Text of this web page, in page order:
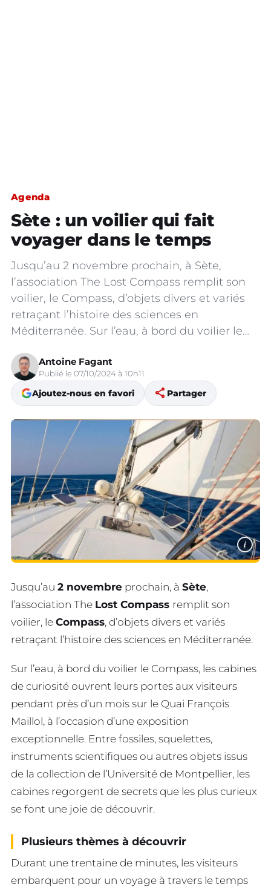
Agenda
Sète : un voilier qui fait
voyager dans le temps
Jusqu’au 2 novembre prochain, à Sète,
l’association The Lost Compass remplit son
voilier, le Compass, d’objets divers et variés
retraçant l’histoire des sciences en
Méditerranée. Sur l’eau, à bord du voilier le…
Antoine Fagant
Publié le 07/10/2024 à 10h11
Ajoutez-nous en favori share Partager
i
Jusqu’au 2 novembre prochain, à Sète,
l’association The Lost Compass remplit son
voilier, le Compass, d’objets divers et variés
retraçant l’histoire des sciences en Méditerranée.
Sur l’eau, à bord du voilier le Compass, les cabines
de curiosité ouvrent leurs portes aux visiteurs
pendant près d’un mois sur le Quai François
Maillol, à l’occasion d’une exposition
exceptionnelle. Entre fossiles, squelettes,
instruments scientifiques ou autres objets issus
de la collection de l’Université de Montpellier, les
cabines regorgent de secrets que les plus curieux
se font une joie de découvrir.
Plusieurs thèmes à découvrir
Durant une trentaine de minutes, les visiteurs
embarquent pour un voyage à travers le temps